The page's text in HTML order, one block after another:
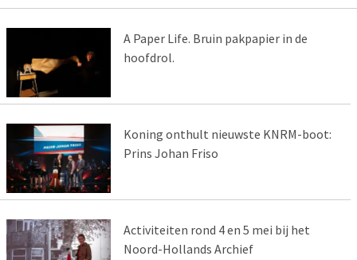
A Paper Life. Bruin pakpapier in de
hoofdrol.
Koning onthult nieuwste KNRM-boot:
Prins Johan Friso
Activiteiten rond 4 en 5 mei bij het
Noord-Hollands Archief